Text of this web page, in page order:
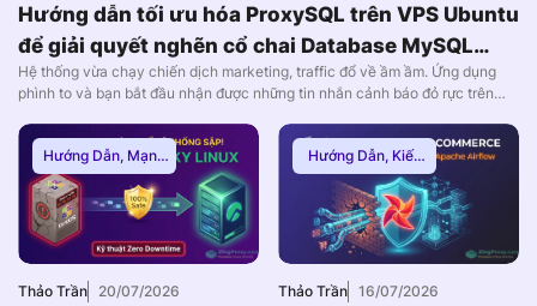
Hướng dẫn tối ưu hóa ProxySQL trên VPS Ubuntu
để giải quyết nghẽn cổ chai Database MySQL
(2026)
Hệ thống vừa chạy chiến dịch marketing, traffic đổ về ầm ầm. Ứng dụng
phình to và bạn bắt đầu nhận được những tin nhắn cảnh báo đỏ rực trên
many connections hoặc 502/504 Gateway Timeout xuất hiện dày đặc, dẫn
đến […]
Hướng Dẫn, Mạng
Internnet
Thảo Trần 20/07/2026
Hướng Dẫn, Kiến
Thức Proxy,Proxy
Dân Cư
Thảo Trần 16/07/2026